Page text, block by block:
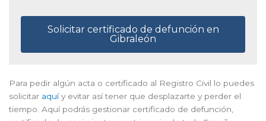
Solicitar certificado de defunción en
Gibraleón
Para pedir algún acta o certificado al Registro Civil lo puedes
solicitar aquíy evitar así tener que desplazarte y perder el
tiempo. Aquí podrás gestionar certificado de defunción,